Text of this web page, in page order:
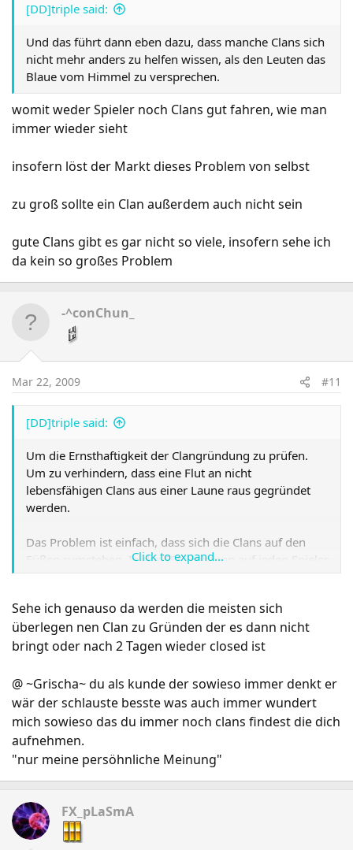
[DD]triple said:
Und das führt dann eben dazu, dass manche Clans sich
nicht mehr anders zu helfen wissen, als den Leuten das
Blaue vom Himmel zu versprechen.
womit weder Spieler noch Clans gut fahren, wie man
immer wieder sieht
insofern löst der Markt dieses Problem von selbst
zu groß sollte ein Clan außerdem auch nicht sein
gute Clans gibt es gar nicht so viele, insofern sehe ich
da kein so großes Problem
-^conChun_
Mar 22, 2009 #11
[DD]triple said:
Um die Ernsthaftigkeit der Clangründung zu prüfen.
Um zu verhindern, dass eine Flut an nicht
lebensfähigen Clans aus einer Laune raus gegründet
werden.
Das Problem ist einfach, dass sich die Clans auf den
Füßen rumstehen. In der ESL kommen auf jeden Spieler
der sucht mindestens die doppelte Menge an Clans.
zig andere Angebote prüfen muss.
Und das führt dann eben dazu, dass manche Clans sich
Blaue vom Himmel zu versprechen.
Hatten wir in C&C ja schon....
Click to expand...
Sehe ich genauso da werden die meisten sich
überlegen nen Clan zu Gründen der es dann nicht
bringt oder nach 2 Tagen wieder closed ist
@ ~Grischa~ du als kunde der sowieso immer denkt er
wär der schlauste besste was auch immer wundert
mich sowieso das du immer noch clans findest die dich
aufnehmen.
"nur meine persöhnliche Meinung"
FX_pLaSmA